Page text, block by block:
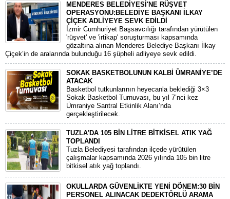
MENDERES BELEDİYESİ'NE RÜŞVET
OPERASYONU:BELEDİYE BAŞKANI İLKAY
ÇİÇEK ADLİYEYE SEVK EDİLDİ
​İzmir Cumhuriyet Başsavcılığı tarafından yürütülen
'rüşvet' ve 'irtikap' soruşturması kapsamında
gözaltına alınan Menderes Belediye Başkanı İlkay
Çiçek’in de aralarında bulunduğu 16 şüpheli adliyeye sevk edildi.
SOKAK BASKETBOLUNUN KALBİ ÜMRANİYE’DE
ATACAK
Basketbol tutkunlarının heyecanla beklediği 3×3
Sokak Basketbol Turnuvası, bu yıl 7’nci kez
Ümraniye Santral Etkinlik Alanı’nda
gerçekleştirilecek.
TUZLA'DA 105 BİN LİTRE BİTKİSEL ATIK YAĞ
TOPLANDI
Tuzla Belediyesi tarafından ilçede yürütülen
çalışmalar kapsamında 2026 yılında 105 bin litre
bitkisel atık yağ toplandı.
OKULLARDA GÜVENLİKTE YENİ DÖNEM:30 BİN
PERSONEL ALINACAK DEDEKTÖRLÜ ARAMA